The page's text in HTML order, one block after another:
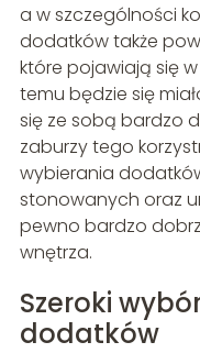
a w szczególności
dodatków także
które pojawiają się
temu będzie się
się ze sobą bardzo
zaburzy tego
wybierania
stonowanych oraz
pewno bardzo
wnętrza.
Szeroki
dodatków